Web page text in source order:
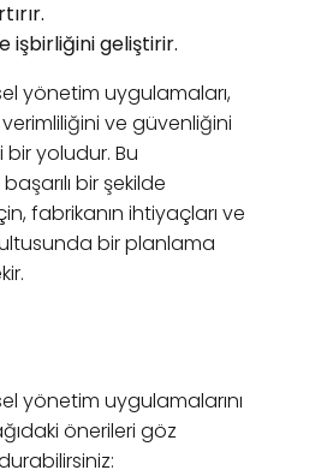
işbirliğini geliştirir.
yönetim uygulamaları,
ve güvenliğini
bir yoludur. Bu
bir şekilde
fabrikanın ihtiyaçları ve
bir planlama
yönetim uygulamalarını
önerileri göz